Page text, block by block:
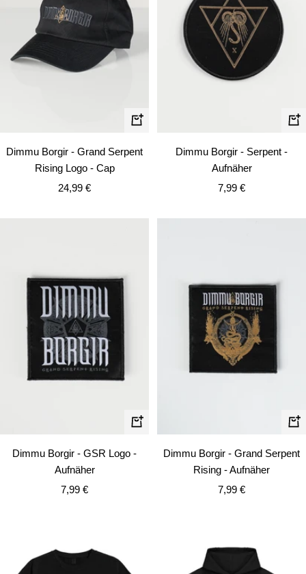
In
Dimmu Borgir - Grand Serpent
Rising Logo - Cap
Angebotspreis
24,99 €
In
Dimmu Borgir - Serpent -
Aufnäher
Angebotspreis
7,99 €
In
Dimmu Borgir - GSR Logo -
Aufnäher
Angebotspreis
7,99 €
In
Dimmu Borgir - Grand Serpent
Rising - Aufnäher
Angebotspreis
7,99 €